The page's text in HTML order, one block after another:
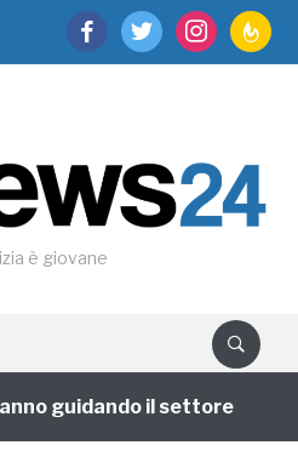
facebooktwitter instagram
è giovane
guidando il settore